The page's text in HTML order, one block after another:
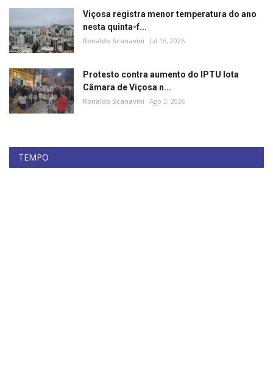
Viçosa registra menor temperatura do ano
nesta quinta-f...
Ronaldo Scanavini Jul 16, 2026
Protesto contra aumento do IPTU lota
Câmara de Viçosa n...
Ronaldo Scanavini Ago 3, 2026
TEMPO